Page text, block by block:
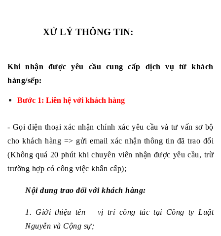
XỬ LÝ THÔNG TIN:
Khi nhận được yêu cầu cung cấp dịch vụ từ khách
hàng/sếp:
Bước 1: Liên hệ với khách hàng
- Gọi điện thoại xác nhận chính xác yêu cầu và tư vấn sơ bộ
cho khách hàng => gửi email xác nhận thông tin đã trao đổi
(Không quá 20 phút khi chuyên viên nhận được yêu cầu, trừ
trường hợp có công việc khẩn cấp);
Nội dung trao đổi với khách hàng:
1. Giới thiệu tên – vị trí công tác tại Công ty Luật
Nguyễn và Cộng sự;